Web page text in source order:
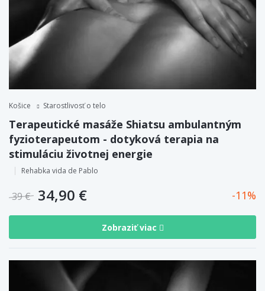
Košice Starostlivosť o telo
Terapeutické masáže Shiatsu ambulantným
fyzioterapeutom - dotyková terapia na
stimuláciu životnej energie
Rehabka vida de Pablo
39 € 34,90 € 11
Zobraziť viac